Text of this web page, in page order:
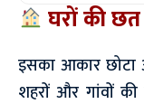
घरों की
इसका आकार छोटा
शहरों और गांवों